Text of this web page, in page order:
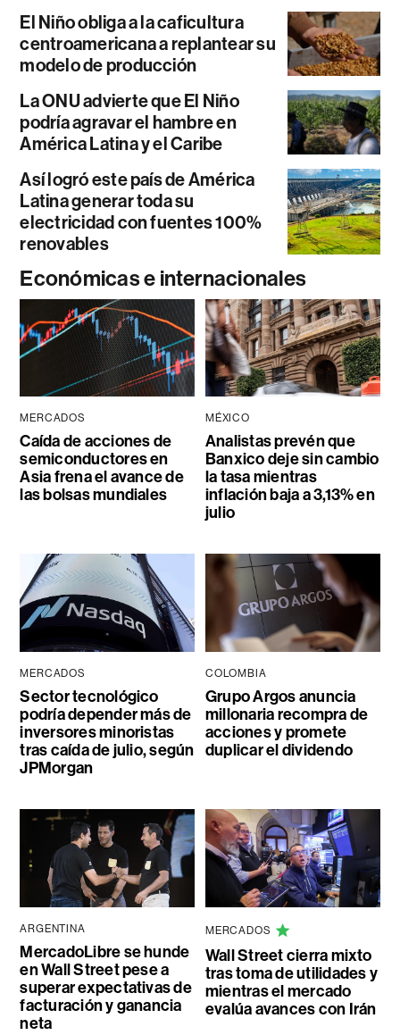
El Niño obliga a la caficultura
centroamericana a replantear su
modelo de producción
La ONU advierte que El Niño
podría agravar el hambre en
América Latina y el Caribe
Así logró este país de América
Latina generar toda su
electricidad con fuentes 100%
renovables
Económicas e internacionales
MERCADOS
Caída de acciones de
semiconductores en
Asia frena el avance de
las bolsas mundiales
MÉXICO
Analistas prevén que
Banxico deje sin cambio
la tasa mientras
inflación baja a 3,13% en
julio
MERCADOS
Sector tecnológico
podría depender más de
inversores minoristas
tras caída de julio, según
JPMorgan
COLOMBIA
Grupo Argos anuncia
millonaria recompra de
acciones y promete
duplicar el dividendo
ARGENTINA
MercadoLibre se hunde
en Wall Street pese a
superar expectativas de
facturación y ganancia
neta
MERCADOS
Wall Street cierra mixto
tras toma de utilidades y
mientras el mercado
evalúa avances con Irán